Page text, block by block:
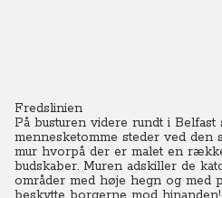
Fredslinien
På busturen videre rundt i
mennesketomme steder ved den
mur hvorpå der er malet en
budskaber. Muren adskiller de
områder med høje hegn og med